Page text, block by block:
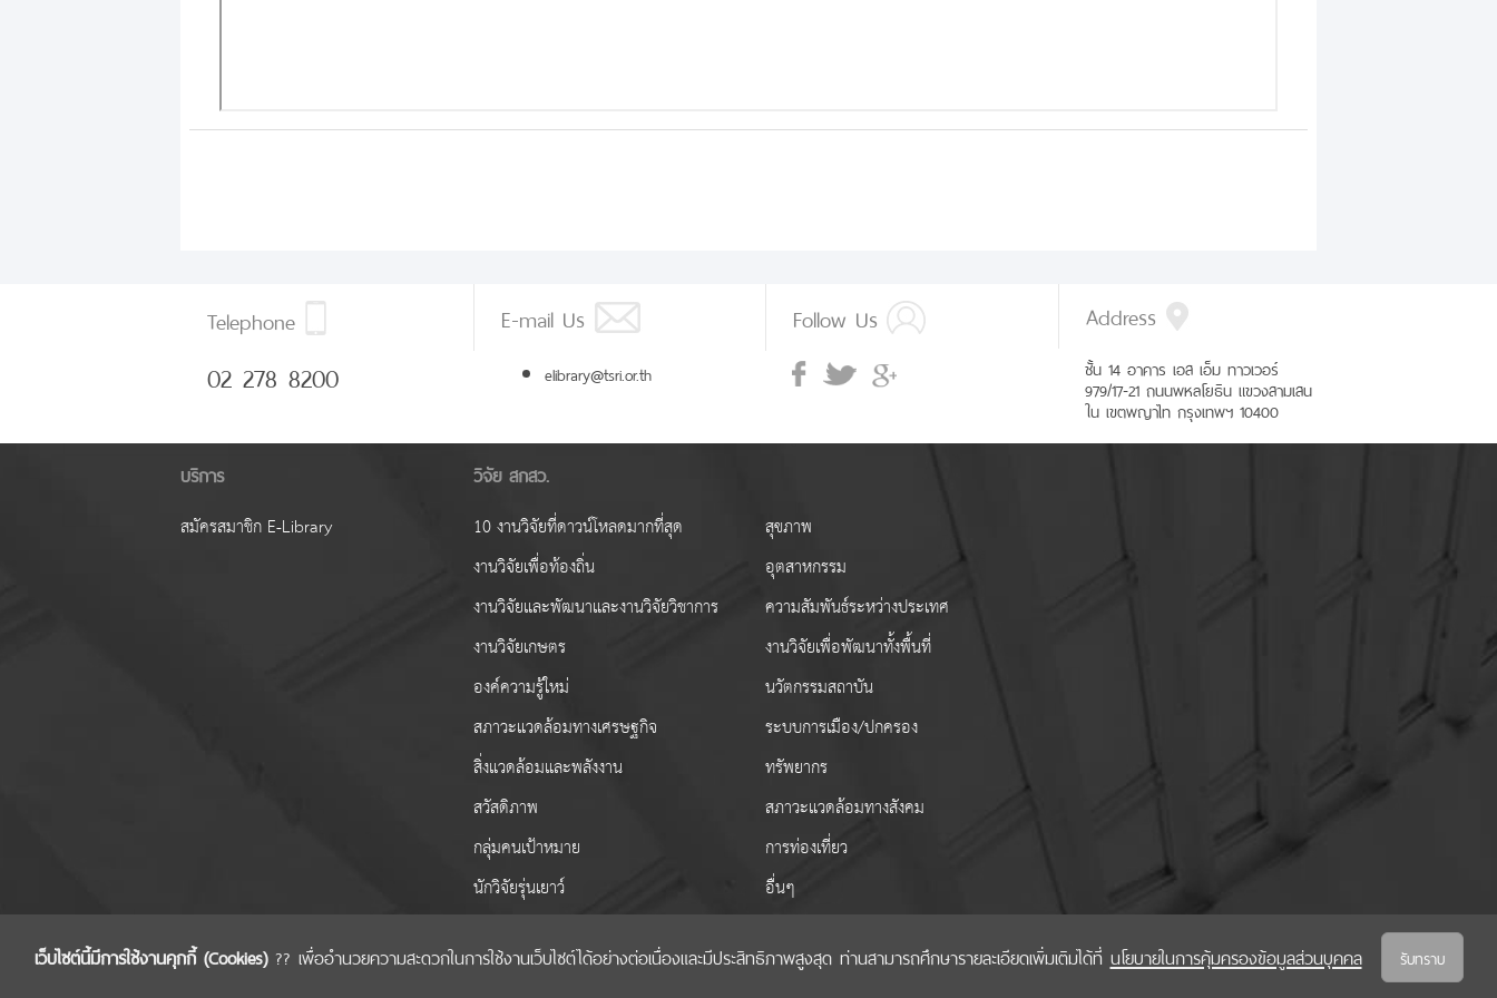
เว็บไซต์นี้มีการใช้งานคุกกี้ (Cookies)?? เพื่ออำนวยความสะดวกในการใช้งานเว็บไซต์ได้อย่างต่อเนื่องและมีประสิทธิภาพสูงสุด ท่านสามารถศึกษารายละเอียดเพิ่มเติมได้ที่ นโยบายในการคุ้มครองข้อมูลส่วนบุคคล รับทราบ
Telephone
02 278 8200
E-mail Us
elibrary@tsri.or.th
Follow Us Address
ชั้น 14 อาคาร เอส เอ็ม ทาวเวอร์
979/17-21 ถนนพหลโยธิน แขวงสามเสน
ใน เขตพญาไท กรุงเทพฯ 10400
บริการ
สมัครสมาชิก E-Library
วิจัย สกสว.
10 งานวิจัยที่ดาวน์โหลดมากที่สุด
งานวิจัยเพื่อท้องถิ่น
งานวิจัยและพัฒนาและงานวิจัยวิชาการ
งานวิจัยเกษตร
องค์ความรู้ใหม่
สภาวะแวดล้อมทางเศรษฐกิจ
สิ่งแวดล้อมและพลังงาน
สวัสดิภาพ
กลุ่มคนเป้าหมาย
นักวิจัยรุ่นเยาว์
สุขภาพ
อุตสาหกรรม
ความสัมพันธ์ระหว่างประเทศ
งานวิจัยเพื่อพัฒนาทั้งพื้นที่
นวัตกรรมสถาบัน
ระบบการเมือง/ปกครอง
ทรัพยากร
สภาวะแวดล้อมทางสังคม
การท่องเที่ยว
อื่นๆ
COPYRIGHT © 2022 สำนักงานคณะกรรมการส่งเสริมวิทยาศาสตร์ วิจัยและนวัตกรรม (สกสว.) นโยบายในการคุ้มครองข้อมูลส่วนบุคคล